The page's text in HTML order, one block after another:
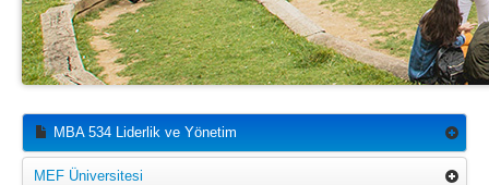
MBA 534 Liderlik ve Yönetim
MEF Üniversitesi